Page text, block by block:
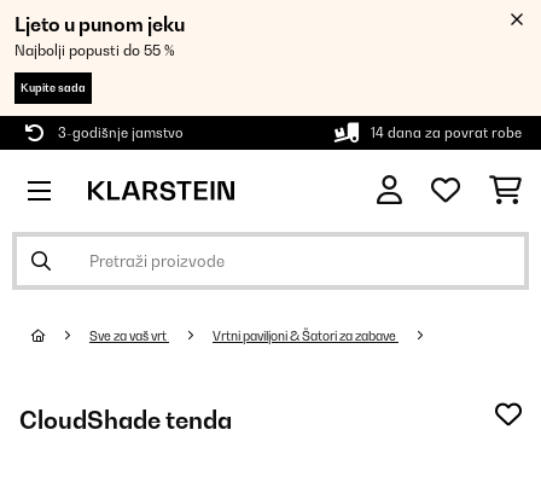
Ljeto u punom jeku
Najbolji popusti do 55 %
Kupite sada
3-godišnje jamstvo 14 dana za povrat robe
Sve za vaš vrt Vrtni paviljoni & Šatori za zabave
CloudShade tenda